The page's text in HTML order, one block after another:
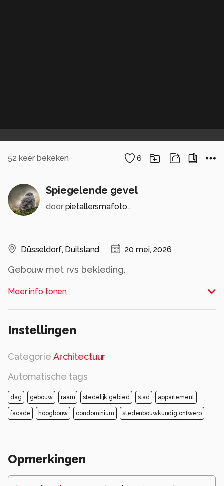
52 keer bekeken 6
Spiegelende gevel
door pietallersmafotografie
Düsseldorf, Duitsland 20 mei, 2026
Gebouw met rvs bekleding.
Alle rechten voorbehouden
Meer info tonen
Instellingen
Categorie Architectuur
Automatische tags
dag gebouw raam stedelijk gebied stad appartement
facade hoogbouw condominium stedenbouwkundig ontwerp
Opmerkingen